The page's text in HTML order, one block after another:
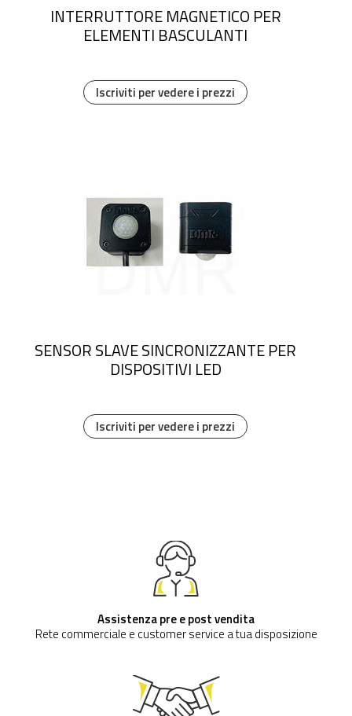
Iscriviti per vedere i prezzi
INTERRUTTORE MAGNETICO PER
ELEMENTI BASCULANTI
Iscriviti per vedere i prezzi
SENSOR SLAVE SINCRONIZZANTE PER
DISPOSITIVI LED
Assistenza pre e post vendita
Rete commerciale e customer service a tua disposizione